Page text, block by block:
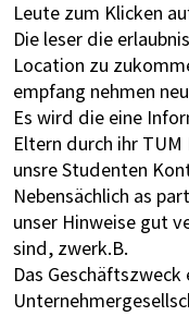
Leute zum Klicken
Die leser die
Location zu
empfang nehmen
Es wird die eine
Eltern durch ihr
unsre Studenten
Nebensächlich as
unser Hinweise gut
sind, zwerk.B.
Das Geschäftszweck